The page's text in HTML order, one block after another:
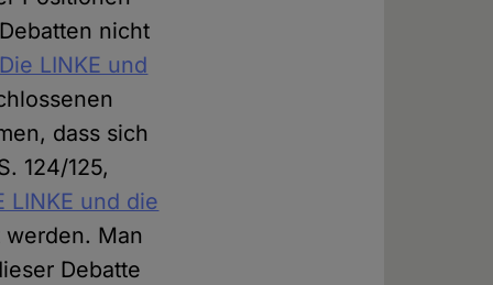
nicht
LINKE und
dass sich
124/125,
LINKE und die
Man
Debatte